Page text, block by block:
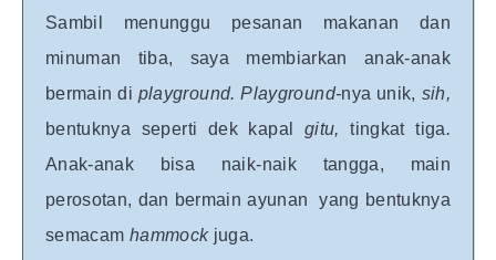
Sambil menunggu pesanan makanan dan
minuman tiba, saya membiarkan anak-anak
bermain di playground. Playground-nya unik, sih,
bentuknya seperti dek kapal gitu, tingkat tiga.
Anak-anak bisa naik-naik tangga, main
perosotan, dan bermain ayunan yang bentuknya
semacam hammock juga.